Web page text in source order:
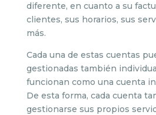
diferente, en cuanto a su
clientes, sus horarios, sus
más.
Cada una de estas cuentas
gestionadas también
funcionan como una cuenta
De esta forma, cada cuenta
gestionarse sus propios